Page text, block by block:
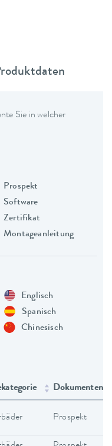
Sie in welcher
Prospekt
Software
Zertifikat
Montageanleitung
Englisch
Spanisch
Chinesisch
Prospekt